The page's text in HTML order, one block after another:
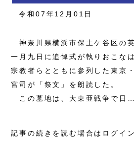
令和07年12月01日
神奈川県横浜市保土ケ谷区の
一月九日に追悼式が執りおこな
宗教者らとともに参列した東京
宮司が「祭文」を朗読した。
この墓地は、大東亜戦争で日…
記事の続きを読む場合はログイ